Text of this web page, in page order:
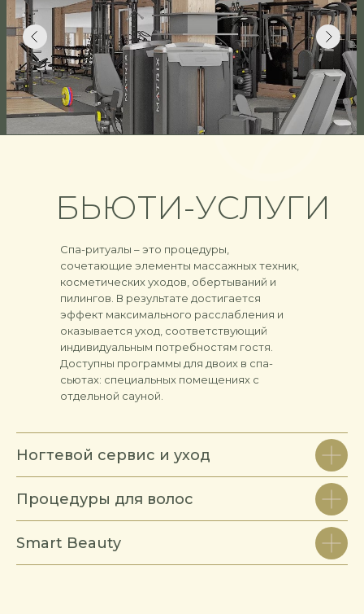
Спа-ритуалы – это процедуры,
сочетающие элементы массажных техник,
косметических уходов, обертываний и
пилингов. В результате достигается
эффект максимального расслабления и
оказывается уход, соответствующий
индивидуальным потребностям гостя.
Доступны программы для двоих в спа-
сьютах: специальных помещениях с
отдельной сауной.
БЬЮТИ-УСЛУГИ
Ногтевой сервис и уход
Процедуры для волос
Smart Beauty